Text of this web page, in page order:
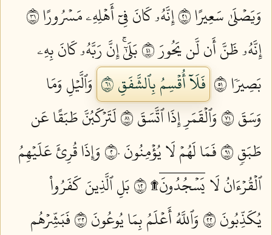
وَيَصۡلَىٰ سَعِيرًا ١٢
إِنَّهُۥ كَانَ فِيٓ أَهۡلِهِۦ مَسۡرُورًا ١٣
إِنَّهُۥ ظَنَّ أَن لَّن يَحُورَ ١٤
بَلَىٰٓۚ إِنَّ رَبَّهُۥ كَانَ بِهِۦ
بَصِيرٗا ١٥
فَلَآ أُقۡسِمُ بِٱلشَّفَقِ ١٦
وَٱلَّيۡلِ وَمَا
وَسَقَ ١٧
وَٱلۡقَمَرِ إِذَا ٱتَّسَقَ ١٨
لَتَرۡكَبُنَّ طَبَقًا عَن
طَبَقٖ ١٩
فَمَا لَهُمۡ لَا يُؤۡمِنُونَ ٢٠
وَإِذَا قُرِئَ عَلَيۡهِمُ
ٱلۡقُرۡءَانُ لَا يَسۡجُدُونَۤ۩ ٢١
بَلِ ٱلَّذِينَ كَفَرُواْ
يُكَذِّبُونَ ٢٢
وَٱللَّهُ أَعۡلَمُ بِمَا يُوعُونَ ٢٣
فَبَشِّرۡهُم